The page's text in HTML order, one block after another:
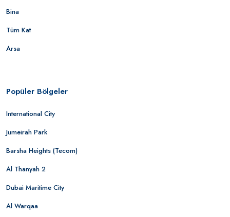
Bina
Tüm Kat
Arsa
Popüler Bölgeler
International City
Jumeirah Park
Barsha Heights (Tecom)
Al Thanyah 2
Dubai Maritime City
Al Warqaa